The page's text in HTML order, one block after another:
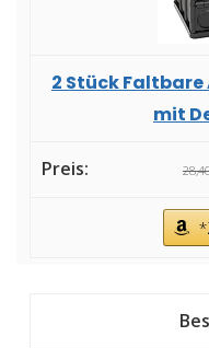
2 Stück
mit